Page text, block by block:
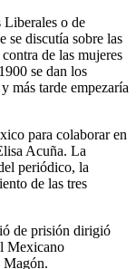
o de
se discutía sobre las
de las mujeres
se dan los
más tarde empezaría
para colaborar en
Acuña. La
periódico, la
de las tres
de prisión dirigió
Mexicano
Magón.